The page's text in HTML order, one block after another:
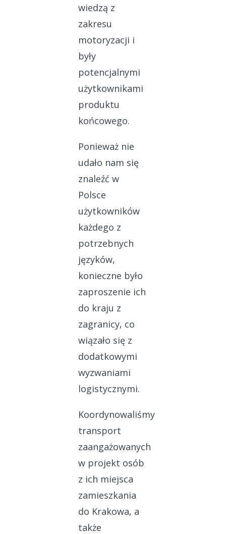
wiedzą z
zakresu
motoryzacji i
były
potencjalnymi
użytkownikami
produktu
końcowego.
Ponieważ nie
udało nam się
znaleźć w
Polsce
użytkowników
każdego z
potrzebnych
języków,
konieczne było
zaproszenie ich
do kraju z
zagranicy, co
wiązało się z
dodatkowymi
wyzwaniami
logistycznymi.
Koordynowaliśmy
transport
zaangażowanych
w projekt osób
z ich miejsca
zamieszkania
do Krakowa, a
także